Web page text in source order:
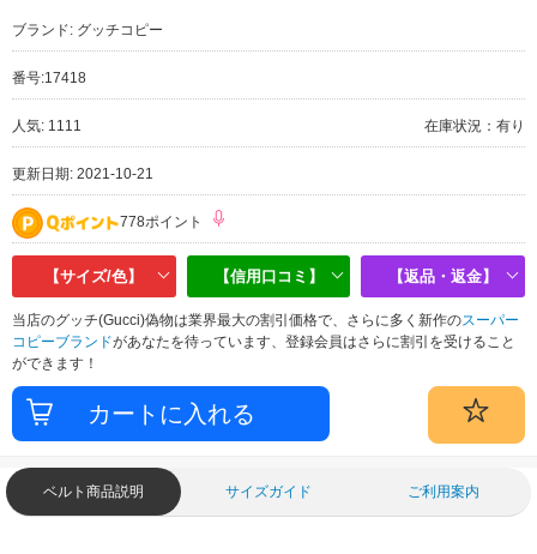
ブランド: グッチコピー
番号:17418
人気: 1111 在庫状況：有り
更新日期: 2021-10-21
778ポイント
【サイズ/色】 【信用口コミ】 【返品・返金】
当店のグッチ(Gucci)偽物は業界最大の割引価格で、さらに多く新作のスーパー
コピーブランドがあなたを待っています、登録会員はさらに割引を受けること
ができます！
ベルト商品説明 サイズガイド ご利用案内